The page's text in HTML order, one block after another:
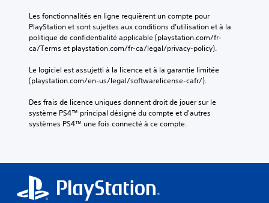
Les fonctionnalités en ligne requièrent un compte pour
PlayStation et sont sujettes aux conditions d’utilisation et à la
politique de confidentialité applicable (playstation.com/fr-
ca/Terms et playstation.com/fr-ca/legal/privacy-policy).
Le logiciel est assujetti à la licence et à la garantie limitée
(playstation.com/en-us/legal/softwarelicense-cafr/).
Des frais de licence uniques donnent droit de jouer sur le
système PS4™ principal désigné du compte et d'autres
systèmes PS4™ une fois connecté à ce compte.